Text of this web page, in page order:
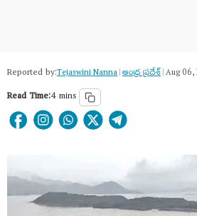
Reported by:Tejaswini Nanna|ఆంధ్ర ప్రదేశ్|Aug
Read Time:4 mins